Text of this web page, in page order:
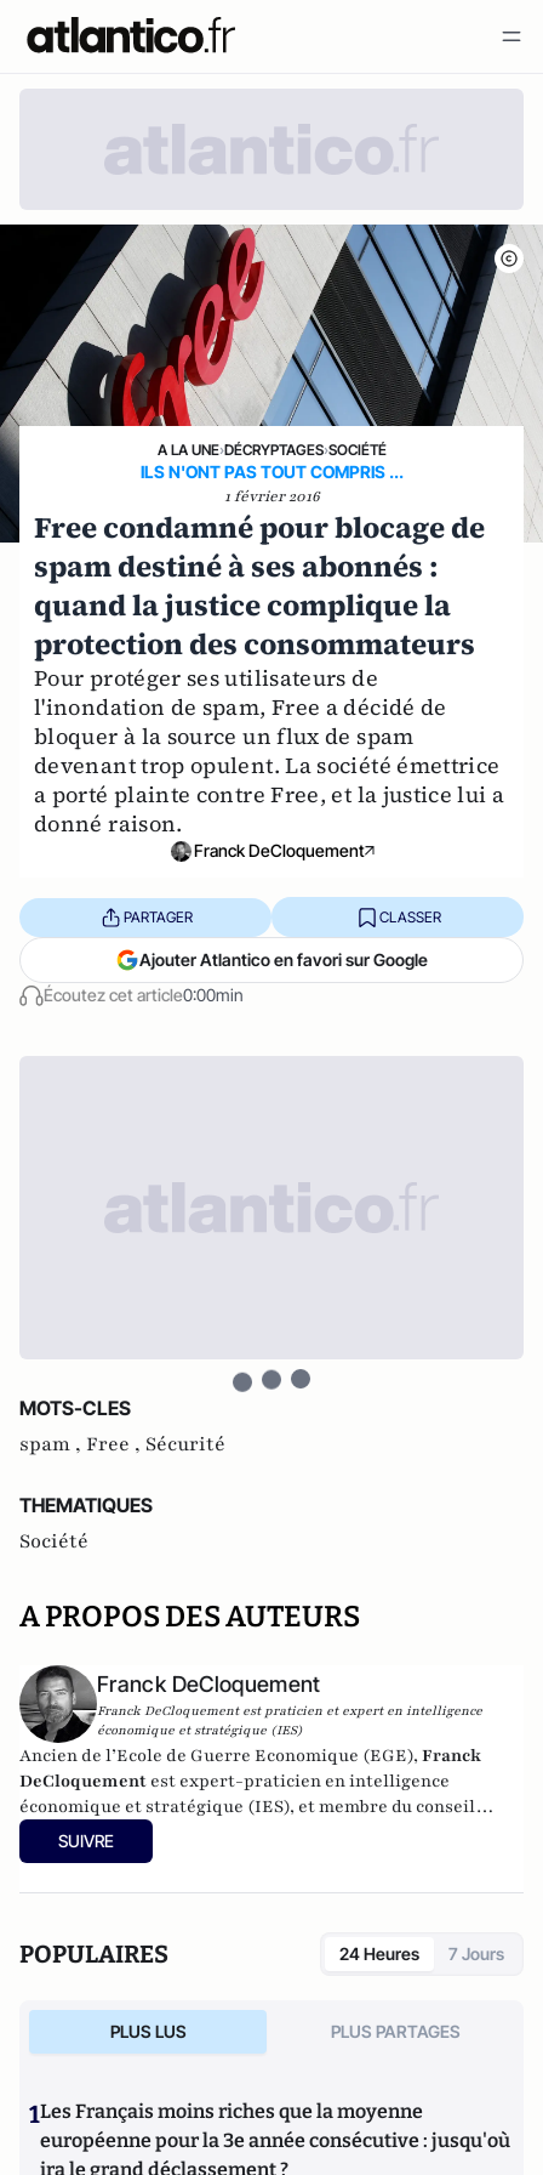
A LA UNE›DÉCRYPTAGES›SOCIÉTÉ
ILS N'ONT PAS TOUT COMPRIS ...
1 février 2016
Free condamné pour blocage de
spam destiné à ses abonnés :
quand la justice complique la
protection des consommateurs
Pour protéger ses utilisateurs de
l'inondation de spam, Free a décidé de
bloquer à la source un flux de spam
devenant trop opulent. La société émettrice
a porté plainte contre Free, et la justice lui a
donné raison.
Franck DeCloquement
Écoutez cet article0:00min
PARTAGER CLASSER
Ajouter Atlantico en favori sur Google
MOTS-CLES
spam , Free , Sécurité
THEMATIQUES
Société
A PROPOS DES AUTEURS
Franck DeCloquement
Franck DeCloquement est praticien et expert en intelligence
économique et stratégique (IES)
Ancien de l’Ecole de Guerre Economique (EGE), Franck
DeCloquement est expert-praticien en intelligence
économique et stratégique (IES), et membre du conseil
scientifique de l’Institut d’Études de Géopolitique
Appliquée - EGA. Il intervient comme conseil en appui aux
Cercle K2, il est aussi spécialiste des problématiques ayant
les écosystèmes économique et sociaux. Mais également, sur
la prégnance des conflits géoéconomiques et des ingérences
extérieures déstabilisantes sur les Etats européens.
et Stratégiques), il y enseigne l'intelligence économique, les
stratégies d’influence, ainsi que l'impact des ingérences
malveillantes et des actions d’espionnage dans la sphère
SUIVRE
POPULAIRES 24 Heures 7 Jours
PLUS LUS PLUS PARTAGES
1Les Français moins riches que la moyenne
européenne pour la 3e année consécutive : jusqu'où
ira le grand déclassement ?